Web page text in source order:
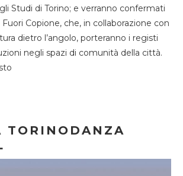
Studi di Torino; e verranno confermati
Copione, che, in collaborazione con
dietro l’angolo, porteranno i registi
negli spazi di comunità della città.
TORINODANZA